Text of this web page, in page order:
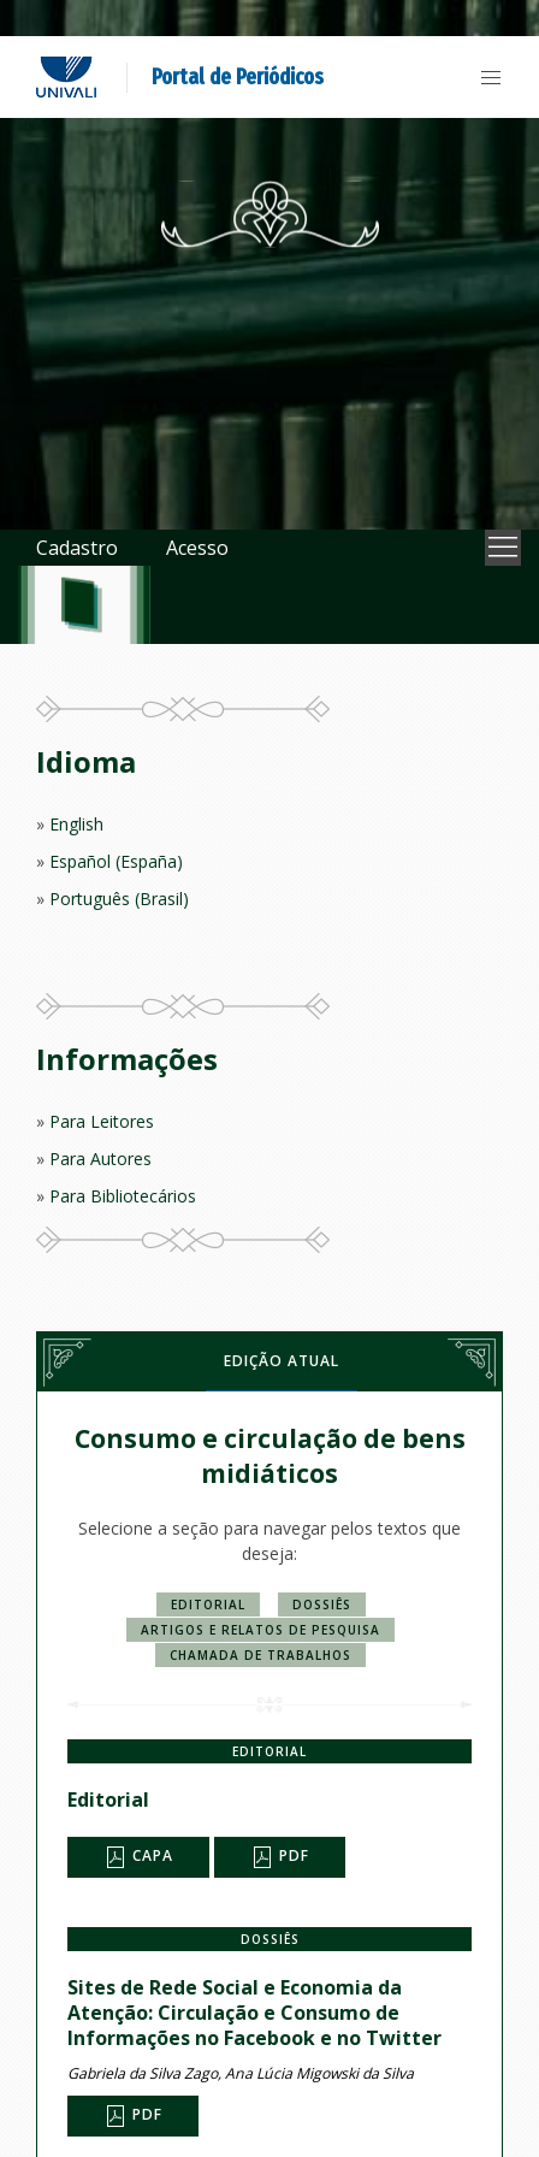
Portal de Periódicos
Cadastro Acesso
EDIÇÃO ATUAL
Consumo e circulação de bens
midiáticos
Selecione a seção para navegar pelos textos que
deseja:
EDITORIAL
DOSSIÊS
ARTIGOS E RELATOS DE PESQUISA
CHAMADA DE TRABALHOS
EDITORIAL
Editorial
CAPA PDF
DOSSIÊS
Sites de Rede Social e Economia da
Atenção: Circulação e Consumo de
Informações no Facebook e no Twitter
Gabriela da Silva Zago, Ana Lúcia Migowski da Silva
PDF
Idioma
English
Español (España)
Português (Brasil)
Informações
Para Leitores
Para Autores
Para Bibliotecários